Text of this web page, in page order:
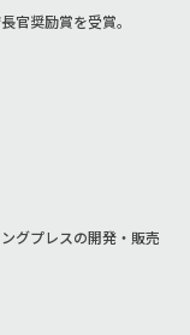
官奨励賞を受賞。
グプレスの開発・販売